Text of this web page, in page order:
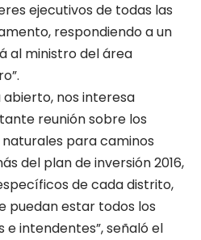
ejecutivos de todas las
respondiendo a un
al ministro del área
abierto, nos interesa
reunión sobre los
para caminos
del plan de inversión 2016,
de cada distrito,
puedan estar todos los
intendentes”, señaló el